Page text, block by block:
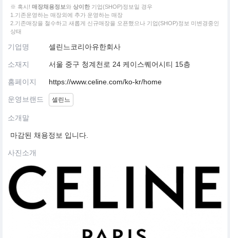
※ 혹시! 매장채용정보와 상이한 기업(SHOP)정보일 경우
1.기존운영하는 매장외에 추가 운영하는 매장
2.기존매장을 철수하고 새롭게 신규매장을 오픈했으나 기업(SHOP)정보 미변경중인
상태
기업명 셀린느코리아유한회사
소재지 서울 중구 청계천로 24 케이스퀘어시티 15층
홈페이지 https://www.celine.com/ko-kr/home
운영브랜드 셀린느
소개말
마감된 채용정보 입니다.
사진소개